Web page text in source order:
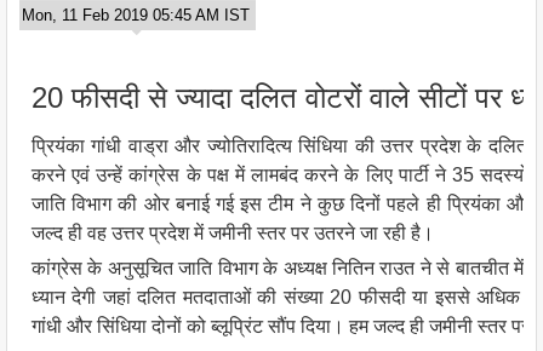
Mon, 11 Feb 2019 05:45 AM IST
20 फीसदी से ज्यादा दलित वोटरों वाले सीटों पर
प्रियंका गांधी वाड्रा और ज्योतिरादित्य सिंधिया की उत्तर प्रदेश के
करने एवं उन्हें कांग्रेस के पक्ष में लामबंद करने के लिए पार्टी ने 35 सदस्यों
जाति विभाग की ओर बनाई गई इस टीम ने कुछ दिनों पहले ही प्रियंका और
जल्द ही वह उत्तर प्रदेश में जमीनी स्तर पर उतरने जा रही है।
कांग्रेस के अनुसूचित जाति विभाग के अध्यक्ष नितिन राउत ने से बातचीत में
ध्यान देगी जहां दलित मतदाताओं की संख्या 20 फीसदी या इससे अधिक
गांधी और सिंधिया दोनों को ब्लूप्रिंट सौंप दिया। हम जल्द ही जमीनी स्तर